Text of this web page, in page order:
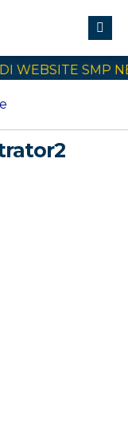
WEBSITE SMP